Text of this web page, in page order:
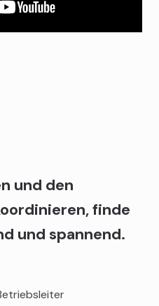
und den
finde
und spannend.